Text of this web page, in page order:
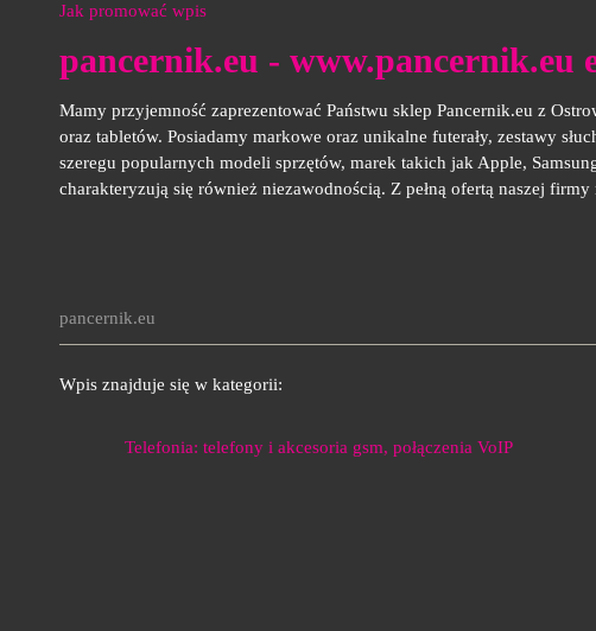
Jak promować wpis
pancernik.eu - www.pancernik.eu
Mamy przyjemność zaprezentować Państwu sklep Pancernik.eu z
oraz tabletów. Posiadamy markowe oraz unikalne futerały, zestawy
szeregu popularnych modeli sprzętów, marek takich jak Apple,
charakteryzują się również niezawodnością. Z pełną ofertą naszej
pancernik.eu
Wpis znajduje się w kategorii:
Telefonia: telefony i akcesoria gsm, połączenia VoIP